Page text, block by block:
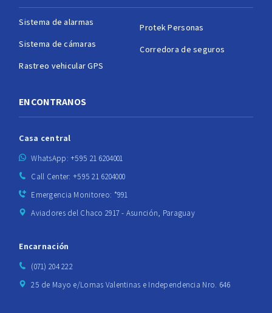
Sistema de alarmas
Sistema de cámaras
Rastreo vehicular GPS
Protek Personas
Corredora de seguros
ENCONTRANOS
Casa central
WhatsApp: +595 21 6204001
Call Center: +595 21 6204000
Emergencia Monitoreo: *991
Aviadores del Chaco 2917 - Asunción, Paraguay
Encarnación
(071) 204 222
25 de Mayo e/Lomas Valentinas e Independencia Nro. 646